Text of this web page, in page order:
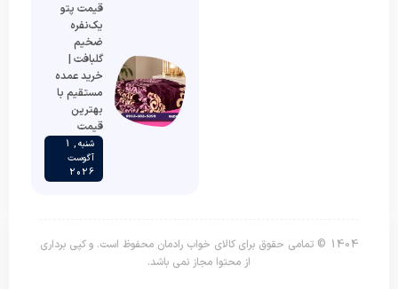
قیمت پتو
یک‌نفره
ضخیم
گلبافت |
خرید عمده
مستقیم با
بهترین
قیمت
شنبه , 1
آگوست
2026
1404 © تمامی حقوق برای کالای خواب رادمان محفوظ است. و کپی برداری
از محتوا مجاز نمی باشد.